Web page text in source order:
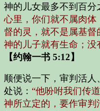
神的儿女最多不到百分
心里，你们就不属肉
督的灵，就不是属基督
神的儿子就有生命；没
【约翰一书 5:12】
顺便说一下，审判活人
处说： “他吩咐我们传
神所立定的，要作审判